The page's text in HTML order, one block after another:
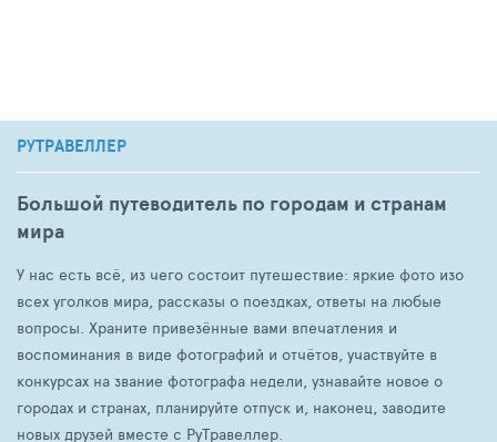
РУТРАВЕЛЛЕР
Большой путеводитель по городам и странам
мира
У нас есть всё, из чего состоит путешествие: яркие фото изо
всех уголков мира, рассказы о поездках, ответы на любые
вопросы. Храните привезённые вами впечатления и
воспоминания в виде фотографий и отчётов, участвуйте в
конкурсах на звание фотографа недели, узнавайте новое о
городах и странах, планируйте отпуск и, наконец, заводите
новых друзей вместе с РуТравеллер.